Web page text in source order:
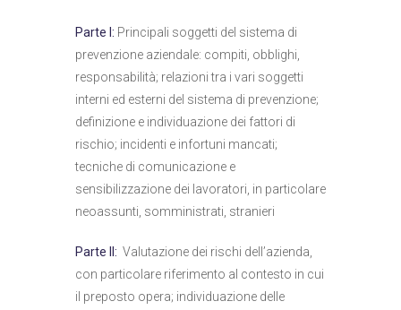
Parte I: Principali soggetti del sistema di
prevenzione aziendale: compiti, obblighi,
responsabilità; relazioni tra i vari soggetti
interni ed esterni del sistema di prevenzione;
definizione e individuazione dei fattori di
rischio; incidenti e infortuni mancati;
tecniche di comunicazione e
sensibilizzazione dei lavoratori, in particolare
neoassunti, somministrati, stranieri
Parte II: Valutazione dei rischi dell’azienda,
con particolare riferimento al contesto in cui
il preposto opera; individuazione delle